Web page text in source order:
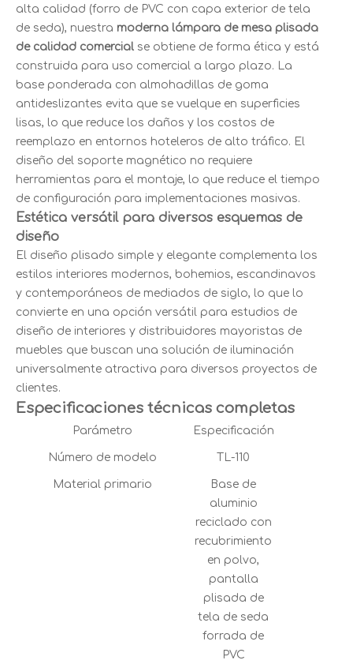
alta calidad (forro de PVC con capa exterior de tela
de seda), nuestra moderna lámpara de mesa plisada
de calidad comercial se obtiene de forma ética y está
construida para uso comercial a largo plazo. La
base ponderada con almohadillas de goma
antideslizantes evita que se vuelque en superficies
lisas, lo que reduce los daños y los costos de
reemplazo en entornos hoteleros de alto tráfico. El
diseño del soporte magnético no requiere
herramientas para el montaje, lo que reduce el tiempo
de configuración para implementaciones masivas.
Estética versátil para diversos esquemas de
diseño
El diseño plisado simple y elegante complementa los
estilos interiores modernos, bohemios, escandinavos
y contemporáneos de mediados de siglo, lo que lo
convierte en una opción versátil para estudios de
diseño de interiores y distribuidores mayoristas de
muebles que buscan una solución de iluminación
universalmente atractiva para diversos proyectos de
clientes.
Especificaciones técnicas completas
Parámetro Especificación
Número de modelo TL-110
Material primario
Base de
aluminio
reciclado con
recubrimiento
en polvo,
pantalla
plisada de
tela de seda
forrada de
PVC